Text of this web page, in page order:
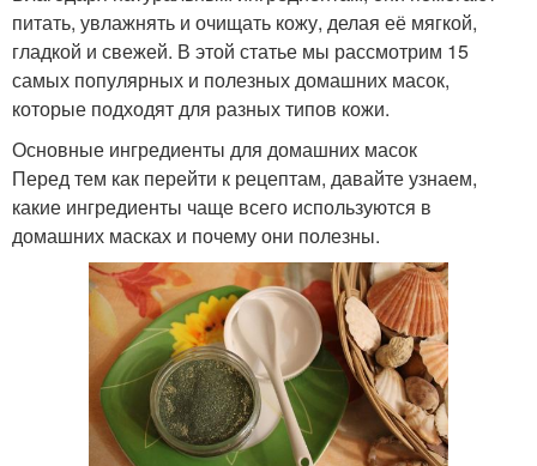
питать, увлажнять и очищать кожу, делая её мягкой,
гладкой и свежей. В этой статье мы рассмотрим 15
самых популярных и полезных домашних масок,
которые подходят для разных типов кожи.
Основные ингредиенты для домашних масок
Перед тем как перейти к рецептам, давайте узнаем,
какие ингредиенты чаще всего используются в
домашних масках и почему они полезны.